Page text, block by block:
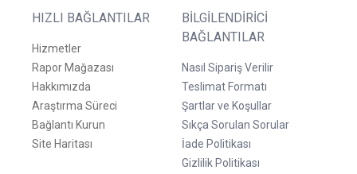
HIZLI BAĞLANTILAR
Hizmetler
Rapor Mağazası
Hakkımızda
Araştırma Süreci
Bağlantı Kurun
Site Haritası
BILGILENDIRICI
BAĞLANTILAR
Nasıl Sipariş Verilir
Teslimat Formatı
Şartlar ve Koşullar
Sıkça Sorulan Sorular
İade Politikası
Gizlilik Politikası